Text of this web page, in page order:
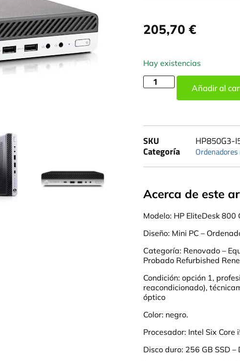
205,70 €
Hay existencias
Añadir al
SKU
HP850G3-
Categoría
Acerca de este
Modelo: HP EliteDesk 800
Diseño: Mini PC –
Categoría: Renovado –
Probado Refurbished
Condición: opción 1,
reacondicionado),
óptico
Color: negro.
Procesador: Intel Six
Disco duro: 256 GB SSD